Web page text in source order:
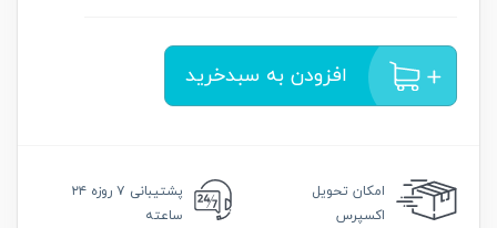
افزودن به سبدخرید
امکان تحویل
اکسپرس
پشتیبانی
۷ روزه ۲۴
ساعته